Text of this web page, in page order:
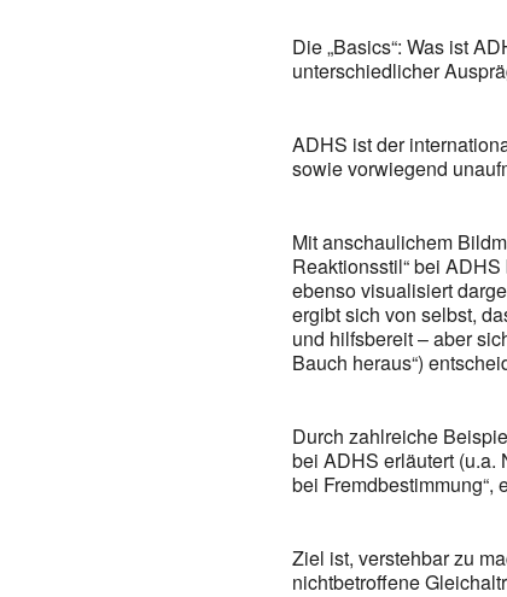
Die „Basics“: Was ist
unterschiedlicher
ADHS ist der
sowie vorwiegend
Mit anschaulichem
Reaktionsstil“ bei
ebenso visualisiert
ergibt sich von selbst,
und hilfsbereit – aber
Bauch heraus“)
Durch zahlreiche
bei ADHS erläutert (u.a.
bei Fremdbestimmung“,
Ziel ist, verstehbar zu
nichtbetroffene